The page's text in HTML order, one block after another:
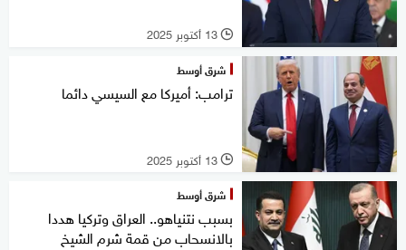
l 13 أكتوبر 2025
شرق أوسط
ترامب: أميركا مع السيسي دائما
l 13 أكتوبر 2025
شرق أوسط
بسبب نتنياهو.. العراق وتركيا هددا
بالانسحاب من قمة شرم الشيخ